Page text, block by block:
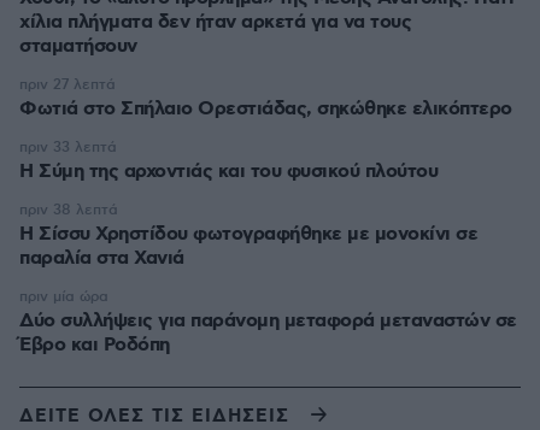
χίλια πλήγματα δεν ήταν αρκετά για να τους
σταματήσουν
Φωτιά στο Σπήλαιο Ορεστιάδας, σηκώθηκε ελικόπτερο
πριν 27 λεπτά
Η Σύμη της αρχοντιάς και του φυσικού πλούτου
πριν 33 λεπτά
Η Σίσσυ Χρηστίδου φωτογραφήθηκε με μονοκίνι σε
παραλία στα Χανιά
πριν 38 λεπτά
Δύο συλλήψεις για παράνομη μεταφορά μεταναστών σε
Έβρο και Ροδόπη
πριν μία ώρα
ΔΕΙΤΕ ΟΛΕΣ ΤΙΣ ΕΙΔΗΣΕΙΣ